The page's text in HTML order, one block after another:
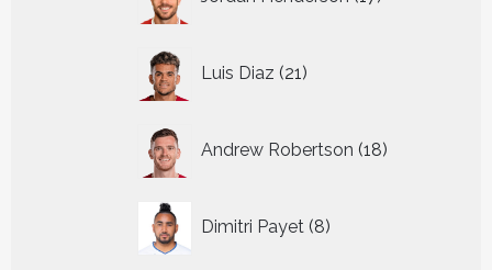
producten
Luis Diaz 21
producten
Andrew Robertson 18
producten
Dimitri Payet 8
producten